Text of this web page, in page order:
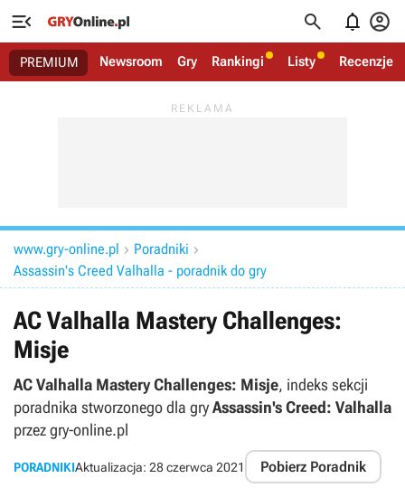
   
PREMIUM Newsroom Gry Rankingi Listy Recenzje
www.gry-online.pl  Poradniki 
Assassin's Creed Valhalla - poradnik do gry
AC Valhalla Mastery Challenges:
Misje
AC Valhalla Mastery Challenges: Misje, indeks sekcji
poradnika stworzonego dla gryAssassin's Creed: Valhalla
przez gry-online.pl
PORADNIKIAktualizacja: 28 czerwca 2021 Pobierz Poradnik